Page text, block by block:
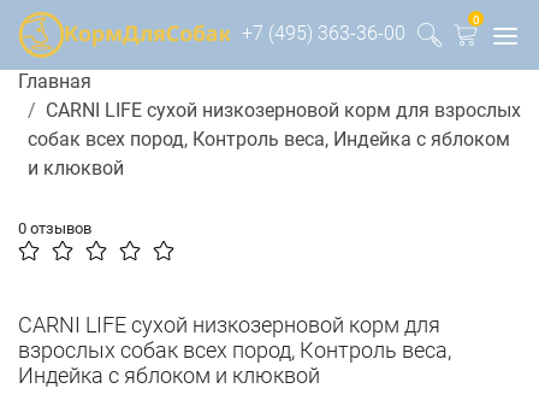
+7 (495) 363-36-00
0
Главная
CARNI LIFE сухой низкозерновой корм для взрослых
собак всех пород, Контроль веса, Индейка с яблоком
и клюквой
0 отзывов
CARNI LIFE сухой низкозерновой корм для
взрослых собак всех пород, Контроль веса,
Индейка с яблоком и клюквой